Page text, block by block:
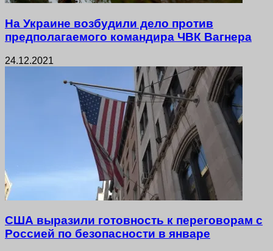
На Украине возбудили дело против
предполагаемого командира ЧВК Вагнера
24.12.2021
США выразили готовность к переговорам с
Россией по безопасности в январе